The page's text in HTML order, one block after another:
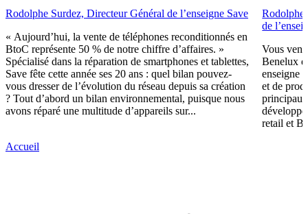
Rodolphe Surdez, Directeur Général de l’enseigne Save
« Aujourd’hui, la vente de téléphones reconditionnés en
BtoC représente 50 % de notre chiffre d’affaires. »
Spécialisé dans la réparation de smartphones et tablettes,
Save fête cette année ses 20 ans : quel bilan pouvez-
vous dresser de l’évolution du réseau depuis sa création
? Tout d’abord un bilan environnemental, puisque nous
avons réparé une multitude d’appareils sur...
Rodolphe
de
Vous
Benelux
enseigne
et de
retail et
Accueil